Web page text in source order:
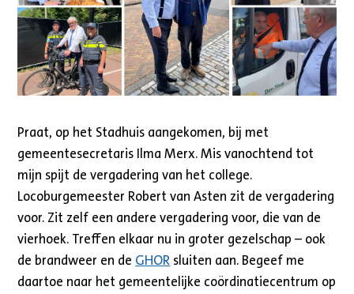
Praat, op het Stadhuis aangekomen, bij met
gemeentesecretaris Ilma Merx. Mis vanochtend tot
mijn spijt de vergadering van het college.
Locoburgemeester Robert van Asten zit de vergadering
voor. Zit zelf een andere vergadering voor, die van de
vierhoek. Treffen elkaar nu in groter gezelschap – ook
de brandweer en de GHOR sluiten aan. Begeef me
daartoe naar het gemeentelijke coördinatiecentrum op